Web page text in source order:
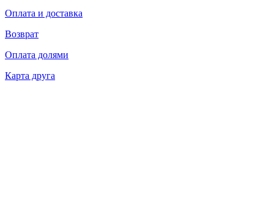
Оплата и доставка
Возврат
Оплата долями
Карта друга